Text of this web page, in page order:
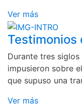
Ver más
Testimonios
Durante tres
impusieron sobre
que supuso una
Ver más